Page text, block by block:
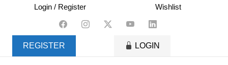
content
Login / Register Wishlist
REGISTER LOGIN